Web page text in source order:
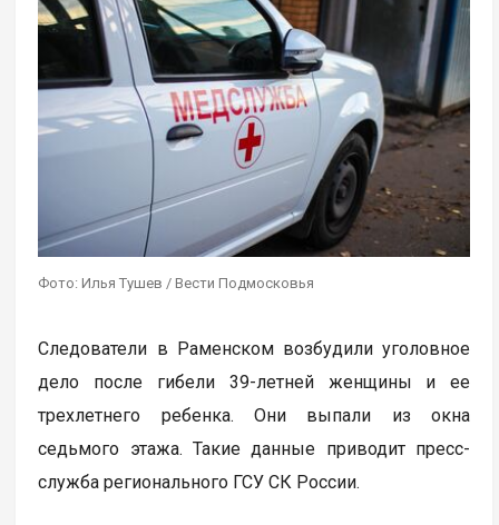
Фото: Илья Тушев / Вести Подмосковья
Следователи в Раменском возбудили уголовное
дело после гибели 39-летней женщины и ее
трехлетнего ребенка. Они выпали из окна
седьмого этажа. Такие данные приводит пресс-
служба регионального ГСУ СК России.